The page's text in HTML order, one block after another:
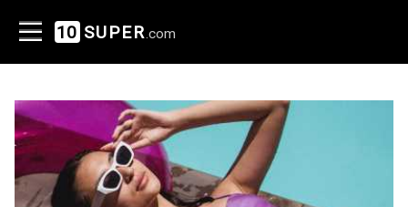
10 SUPER .com